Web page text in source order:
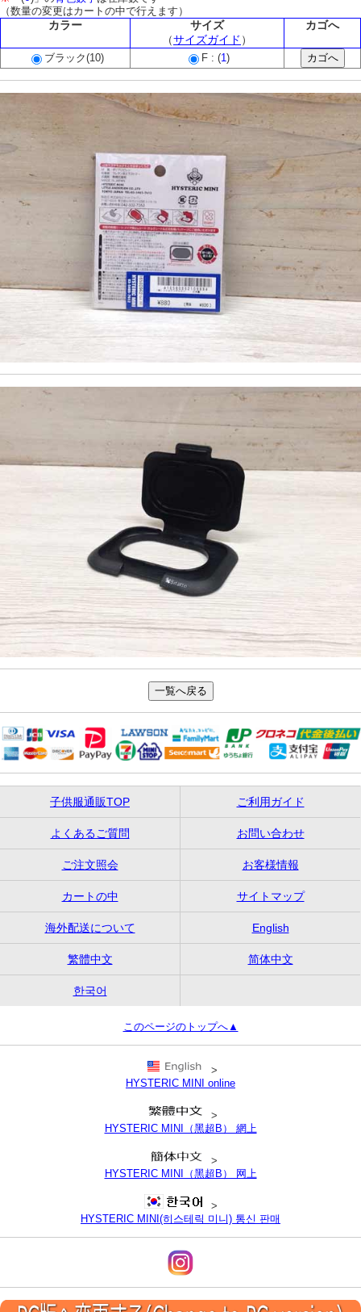
（数量の変更はカートの中で行えます）
カラー
サイズ
（サイズガイド ）
カゴへ
ブラック(10) F : (1)
子供服通販TOP ご利用ガイド
よくあるご質問 お問い合わせ
ご注文照会 お客様情報
カートの中 サイトマップ
海外配送について English
繁體中文 简体中文
한국어
このページのトップへ▲
>
HYSTERIC MINI online
>
HYSTERIC MINI（黑超B） 網上
>
HYSTERIC MINI（黑超B） 网上
>
HYSTERIC MINI(히스테릭 미니) 통신 판매